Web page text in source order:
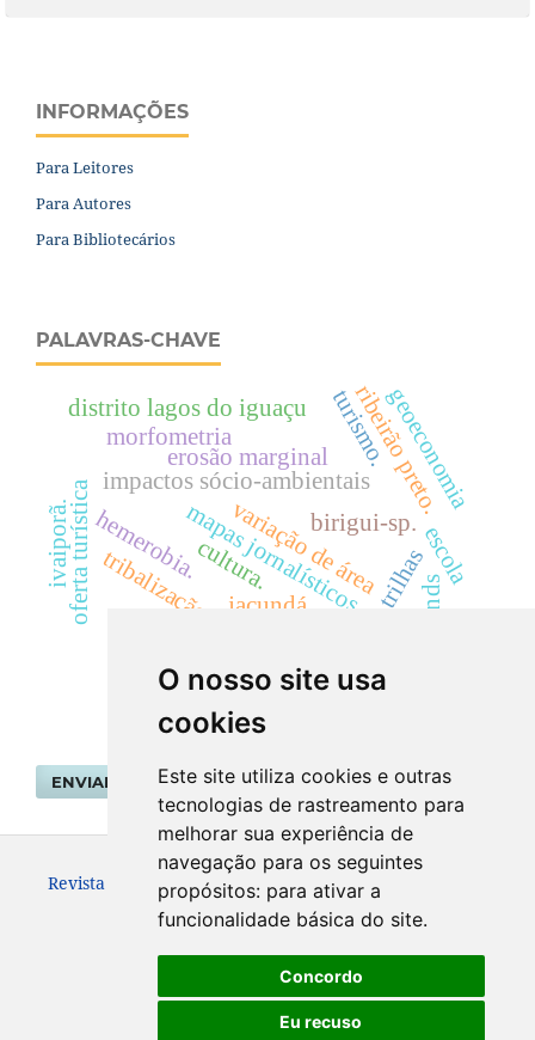
O nosso site usa
cookies
Este site utiliza cookies e outras
tecnologias de rastreamento para
melhorar sua experiência de
navegação para os seguintes
propósitos: para ativar a
funcionalidade básica do site.
Concordo
Eu recuso
INFORMAÇÕES
Para Leitores
Para Autores
Para Bibliotecários
PALAVRAS-CHAVE
mapas jornalísticosbirigui-sp.
impactos sócio-ambientais
jacundá.
ribeirão preto.
cultura.
variação de área
geoeconomia
turismo.
erosão marginal
morfometria
trilhas
distrito lagos do iguaçu
oferta turísticahemerobia.
tribalização escola
ivaiporã.
wetlands
ENVIAR SUBMISSÃO
Revista Geografar ISSN: 1981-089X